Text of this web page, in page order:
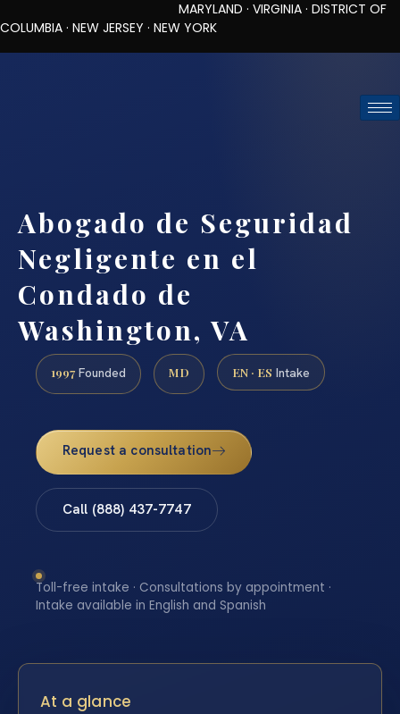
MARYLAND · VIRGINIA · DISTRICT OF
COLUMBIA · NEW JERSEY · NEW YORK
Abogado de Seguridad
Negligente en el
Condado de
Washington, VA
1997 Founded MD EN · ES Intake
Request a consultation
Call (888) 437-7747
Toll-free intake · Consultations by appointment ·
Intake available in English and Spanish
At a glance